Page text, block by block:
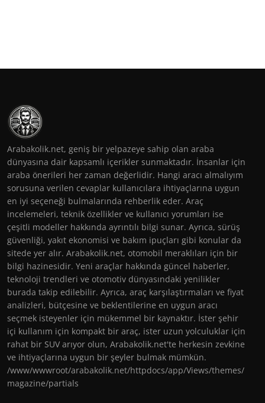
Arabakolik.net, geniş bir yelpazeye sahip olan araba
dünyasına dair kapsamlı içerikler sunmaktadır. İnsanlar için
araba önerileri her zaman değerlidir. Hangi aracı almalıyım
sorusuna verilen cevaplar kullanıcılara ihtiyaçlarına uygun
en iyi seçeneği bulmalarında rehberlik eder. Araç
incelemeleri, teknik özellikler ve kullanıcı yorumları ise
çeşitli modeller hakkında ayrıntılı bilgi sunar. Ayrıca, sürüş
güvenliği, yakıt ekonomisi ve bakım ipuçları gibi konular da
sitede yer alır. Arabakolik.net, otomobil meraklıları için bir
bilgi hazinesidir. Yeni araçlar hakkında güncel haberler,
teknoloji trendleri ve otomotiv dünyasındaki yenilikler
burada takip edilebilir. Ayrıca, araç karşılaştırmaları ve fiyat
analizleri, bütçesine ve beklentilerine en uygun aracı
seçmek isteyenler için mükemmel bir kaynaktır. İster şehir
içi kullanım için kompakt bir araç, ister uzun yolculuklar için
rahat bir SUV arıyor olun, Arabakolik.net'te herkesin zevkine
ve ihtiyaçlarına uygun bir şeyler bulmak mümkün.
/www/wwwroot/arabakolik.net/httpdocs/app/Views/themes/
magazine/partials